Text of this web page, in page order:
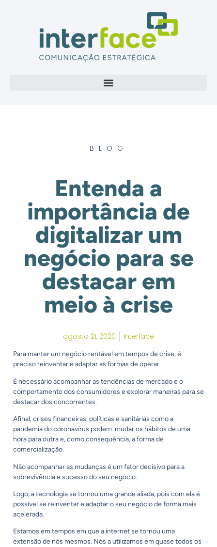
BLOG
Entenda a
importância de
digitalizar um
negócio para se
destacar em
meio à crise
agosto 21, 2020 Interface
Para manter um negócio rentável em tempos de crise, é
preciso reinventar e adaptar as formas de operar.
É necessário acompanhar as tendências de mercado e o
comportamento dos consumidores e explorar maneiras para se
destacar dos concorrentes.
Afinal, crises financeiras, políticas e sanitárias como a
pandemia do coronavírus podem mudar os hábitos de uma
hora para outra e, como consequência, a forma de
comercialização.
Não acompanhar as mudanças é um fator decisivo para a
sobrevivência e sucesso do seu negócio.
Logo, a tecnologia se tornou uma grande aliada, pois com ela é
possível se reinventar e adaptar o seu negócio de forma mais
acelerada.
Estamos em tempos em que a internet se tornou uma
extensão de nós mesmos. Nós a utilizamos em quase todos os